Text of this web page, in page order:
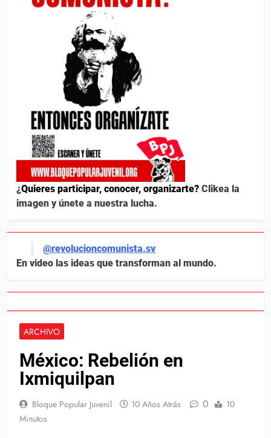
ARCHIVO
México: Rebelión en
Ixmiquilpan
Bloque Popular Juvenil 10 Años Atrás 0
10
Minutos
¿Quieres participar, conocer, organizarte? Clikea la
imagen y únete a nuestra lucha.
@revolucioncomunista.sv
En video las ideas que transforman al mundo.